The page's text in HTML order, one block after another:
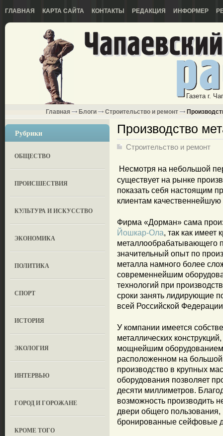
ГЛАВНАЯ КАРТА САЙТА КОНТАКТЫ РЕДАКЦИЯ ИНФОРМЕР
Газета г.
Главная Блоги Строительство и ремонт
Рубрики
ОБЩЕСТВО
ПРОИСШЕСТВИЯ
КУЛЬТУРА И ИСКУССТВО
ЭКОНОМИКА
ПОЛИТИКА
СПОРТ
ИСТОРИЯ
ЭКОЛОГИЯ
ИНТЕРВЬЮ
ГОРОД И ГОРОЖАНЕ
КРОМЕ ТОГО
Производство
Строительство и ремонт
Несмотря на небольшой
существует на рынке
показать себя настоящим
клиентам
Фирма «Дорман» сама
Йошкар-Ола, так как имеет
металлообрабатывающего
значительный опыт по
металла намного более
современнейшим
технологий при
сроки занять лидирующие
всей Российской
У компании имеется
металлических
мощнейшим
расположенном на
производство в крупных
оборудования позволяет
десяти миллиметров.
возможность производить
двери общего
бронированные сейфовые